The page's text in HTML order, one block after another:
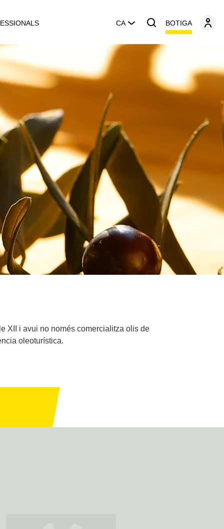
CA BOTIGA
XII i avui no només comercialitza olis de
oleoturística.